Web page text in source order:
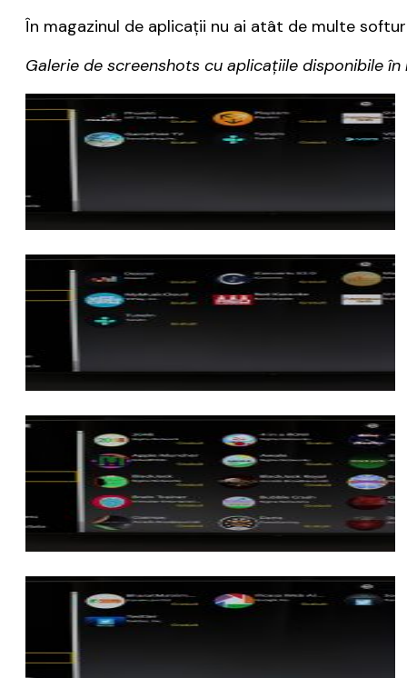
În magazinul de aplicații nu ai atât de multe
Galerie de screenshots cu aplicațiile disponibile